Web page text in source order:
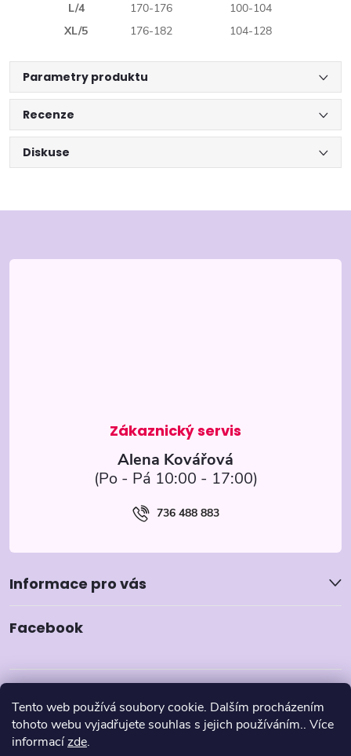
Tento web používá soubory cookie. Dalším procházením
tohoto webu vyjadřujete souhlas s jejich používáním.. Více
informacízde.
L/4
170-176
100-104
XL/5
176-182 104-128
Parametry produktu
Recenze
Diskuse
á
Alena Kovářová
736 488 883
Informace pro vás
Facebook